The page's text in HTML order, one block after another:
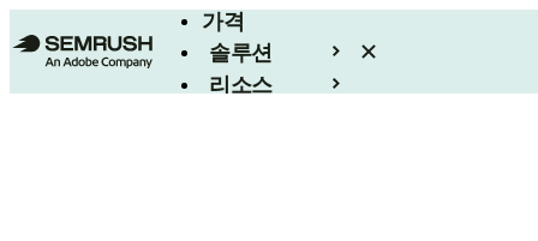
가격
솔루션
리소스